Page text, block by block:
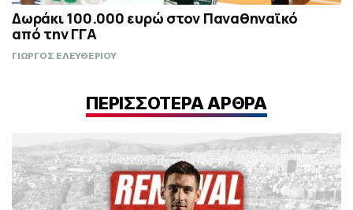
Δωράκι 100.000 ευρώ στον Παναθηναϊκό
από την ΓΓΑ
ΓΙΩΡΓΟΣ ΕΛΕΥΘΕΡΙΟΥ
ΠΕΡΙΣΣΟΤΕΡΑ ΑΡΘΡΑ